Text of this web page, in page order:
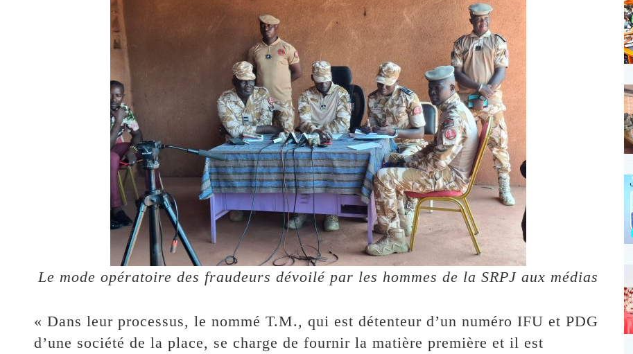
Le mode opératoire des fraudeurs dévoilé par les hommes de la SRPJ aux médias
« Dans leur processus, le nommé T.M., qui est détenteur d’un numéro IFU et PDG
d’une société de la place, se charge de fournir la matière première et il est